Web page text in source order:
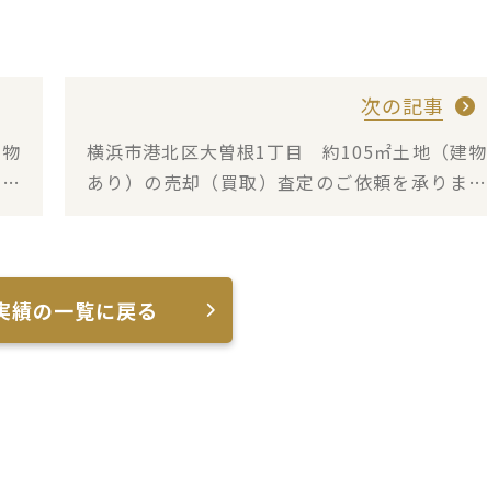
次の記事
横浜市港北区大曽根1丁目 約105㎡土地（建物
あり）の売却（買取）査定のご依頼を承りまし
績の一覧に戻る